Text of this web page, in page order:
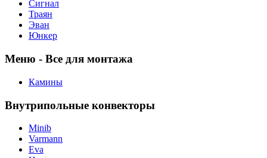
Сигнал
Траян
Эван
Юнкер
Меню - Все для монтажа
Камины
Внутрипольные конвекторы
Minib
Varmann
Eva